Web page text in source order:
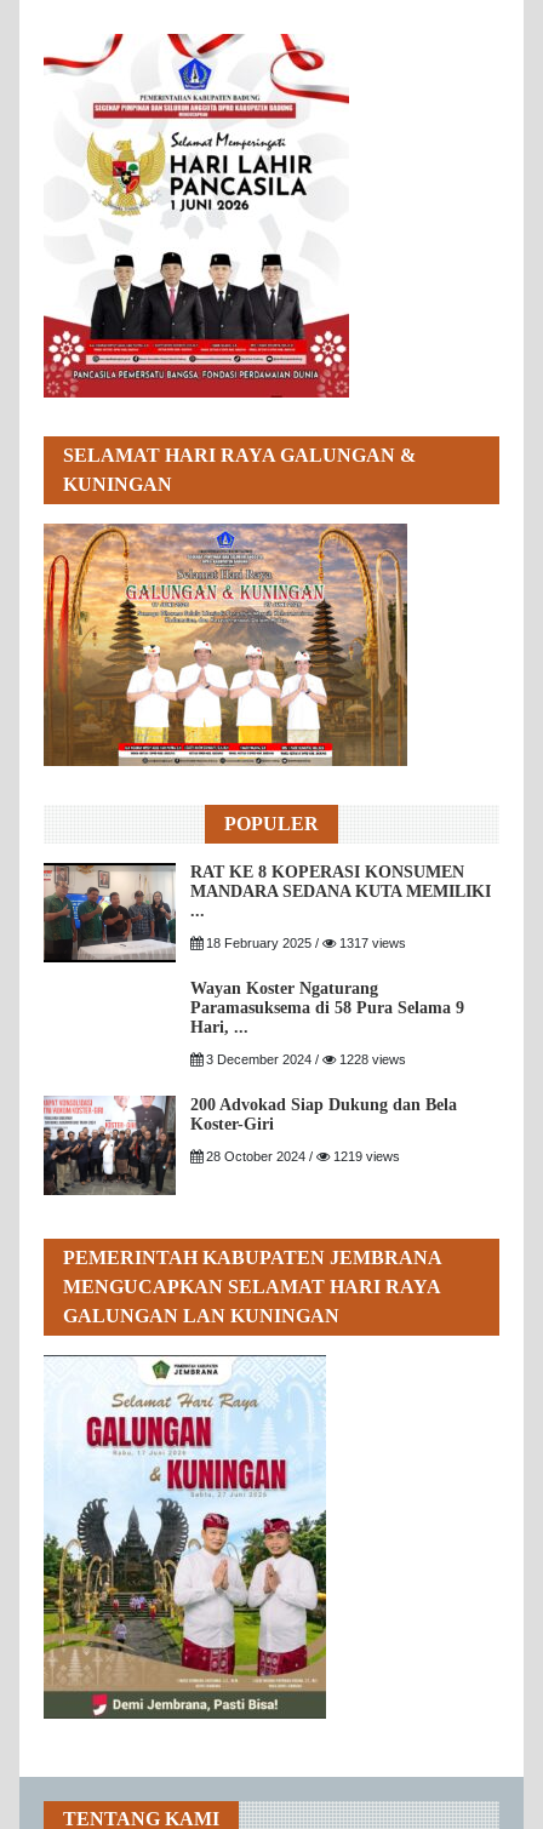
SELAMAT HARI RAYA GALUNGAN &
KUNINGAN
POPULER
RAT KE 8 KOPERASI KONSUMEN
MANDARA SEDANA KUTA MEMILIKI
...
18 February 2025 / 1317 views
Wayan Koster Ngaturang
Paramasuksema di 58 Pura Selama 9
Hari, ...
3 December 2024 / 1228 views
200 Advokad Siap Dukung dan Bela
Koster-Giri
28 October 2024 / 1219 views
PEMERINTAH KABUPATEN JEMBRANA
MENGUCAPKAN SELAMAT HARI RAYA
GALUNGAN LAN KUNINGAN
TENTANG KAMI